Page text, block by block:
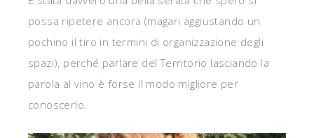
possa ripetere ancora (magari aggiustando un
pochino il tiro in termini di organizzazione degli
spazi), perché parlare del Territorio lasciando la
parola al vino è forse il modo migliore per
conoscerlo.